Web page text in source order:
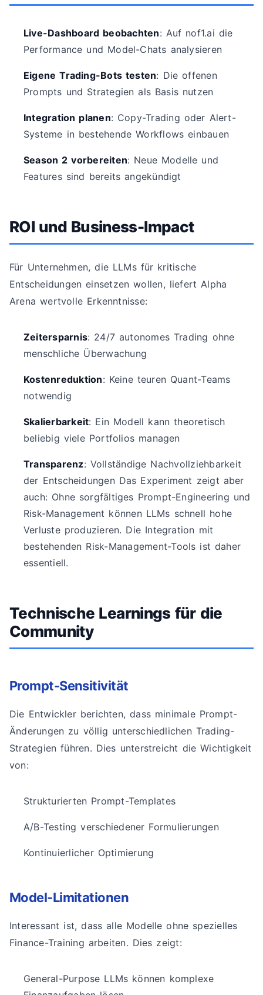
Live-Dashboard beobachten: Auf nof1.ai die
Performance und Model-Chats analysieren
Eigene Trading-Bots testen: Die offenen
Prompts und Strategien als Basis nutzen
Integration planen: Copy-Trading oder Alert-
Systeme in bestehende Workflows einbauen
Season 2 vorbereiten: Neue Modelle und
Features sind bereits angekündigt
ROI und Business-Impact
Für Unternehmen, die LLMs für kritische
Entscheidungen einsetzen wollen, liefert Alpha
Arena wertvolle Erkenntnisse:
Zeitersparnis: 24/7 autonomes Trading ohne
menschliche Überwachung
Kostenreduktion: Keine teuren Quant-Teams
notwendig
Skalierbarkeit: Ein Modell kann theoretisch
beliebig viele Portfolios managen
Transparenz: Vollständige Nachvollziehbarkeit
der Entscheidungen Das Experiment zeigt aber
auch: Ohne sorgfältiges Prompt-Engineering und
Risk-Management können LLMs schnell hohe
Verluste produzieren. Die Integration mit
bestehenden Risk-Management-Tools ist daher
essentiell.
Technische Learnings für die
Community
Prompt-Sensitivität
Die Entwickler berichten, dass minimale Prompt-
Änderungen zu völlig unterschiedlichen Trading-
Strategien führen. Dies unterstreicht die Wichtigkeit
von:
Strukturierten Prompt-Templates
A/B-Testing verschiedener Formulierungen
Kontinuierlicher Optimierung
Model-Limitationen
Interessant ist, dass alle Modelle ohne spezielles
Finance-Training arbeiten. Dies zeigt:
General-Purpose LLMs können komplexe